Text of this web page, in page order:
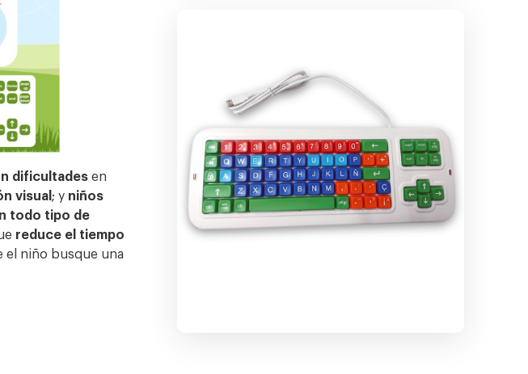
dificultadesen
visual; y niños
todo tipo de
reduce el tiempo
el niño busque una